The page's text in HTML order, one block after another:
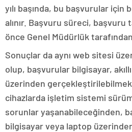
yılı başında, bu başvurular
alınır. Başvuru süreci, başvuru
önce Genel Müdürlük
Sonuçlar da aynı web sitesi
olup, başvurular bilgisayar,
üzerinden
cihazlarda işletim sistemi
sorunlar yaşanabileceğinden,
bilgisayar veya laptop üzerinden